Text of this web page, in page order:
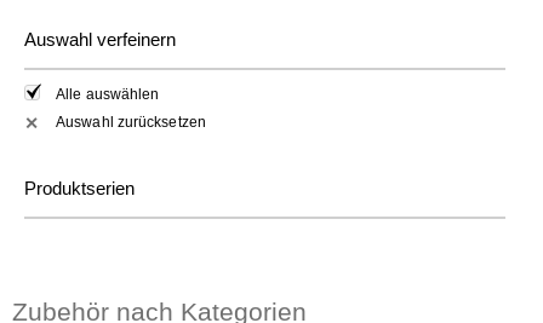
Auswahl verfeinern
Alle auswählen
✕ Auswahl zurücksetzen
Produktserien
Zubehör nach Kategorien